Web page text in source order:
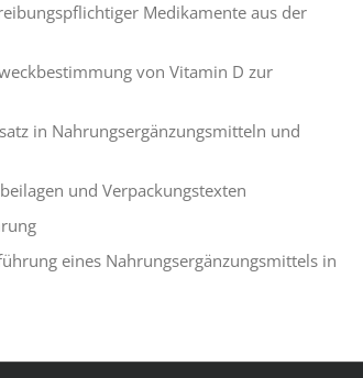
Medikamente aus der
von Vitamin D zur
in Nahrungsergänzungsmitteln und
und Verpackungstexten
eines Nahrungsergänzungsmittels in